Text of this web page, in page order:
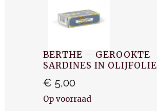
BERTHE – GEROOKTE
SARDINES IN OLIJFOLIE
€ 5,00
Op voorraad